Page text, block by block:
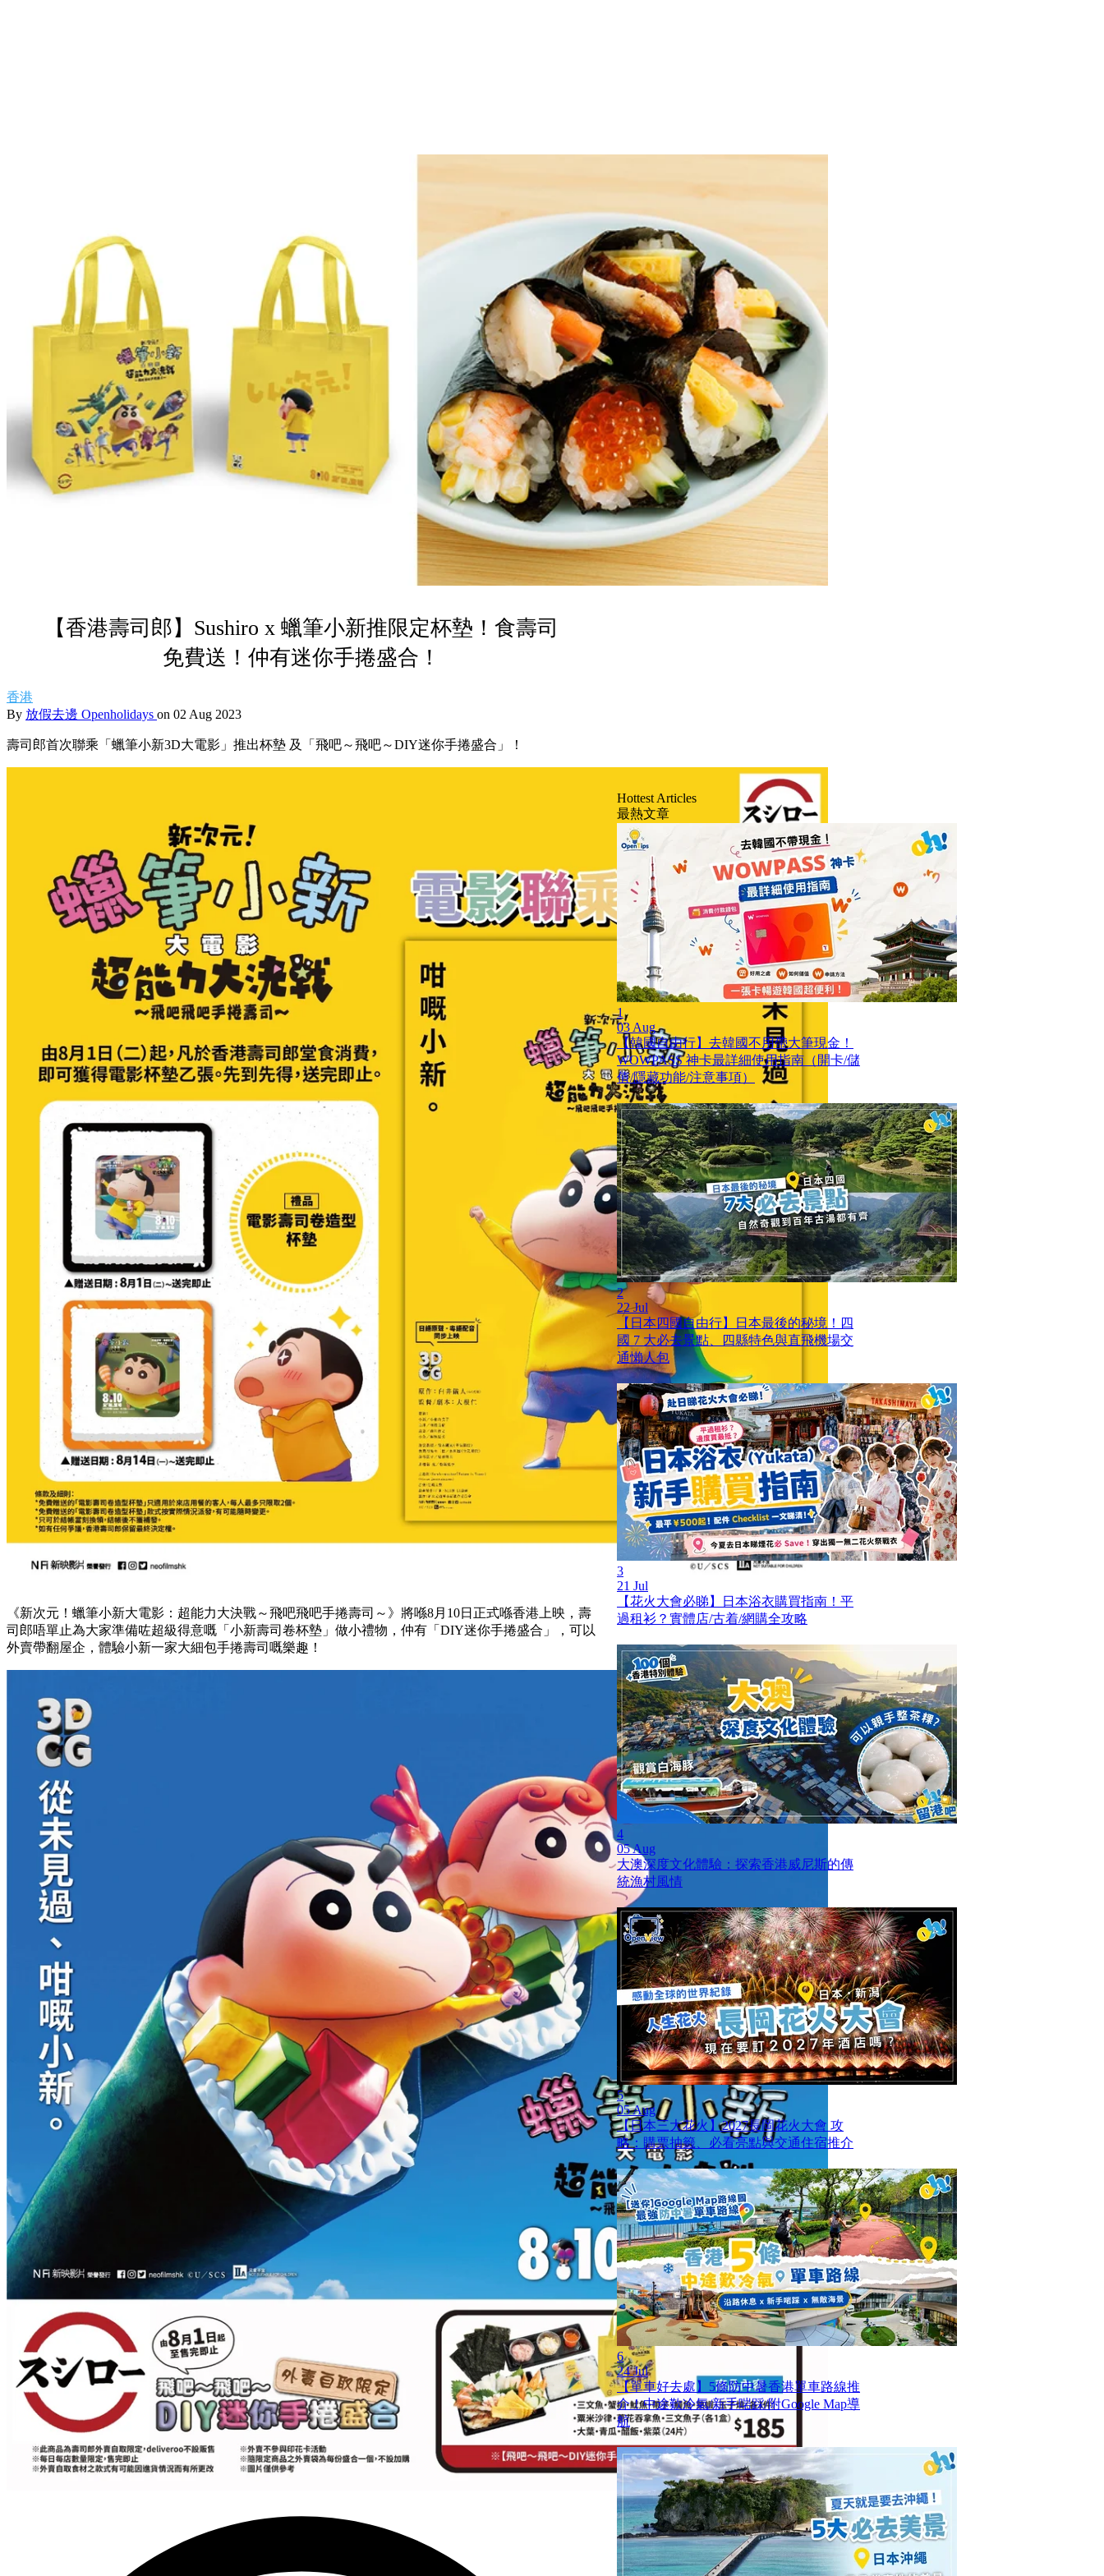
【香港壽司郎】Sushiro x 蠟筆小新推限定杯墊！食壽司
免費送！仲有迷你手捲盛合！
香港
By 放假去邊 Openholidays on 02 Aug 2023
壽司郎首次聯乘「蠟筆小新3D大電影」推出杯墊 及「飛吧～飛吧～DIY迷你手捲盛合」！
《新次元！蠟筆小新大電影：超能力大決戰～飛吧飛吧手捲壽司～》將喺8月10日正式喺香港上映，壽
司郎唔單止為大家準備咗超級得意嘅「小新壽司卷杯墊」做小禮物，仲有「DIY迷你手捲盛合」，可以
外賣帶翻屋企，體驗小新一家大細包手捲壽司嘅樂趣！
Hottest Articles
最熱文章
1
03 Aug
【韓國自由行】去韓國不用帶大筆現金！
WOWPASS 神卡最詳細使用指南（開卡/儲
值/隱藏功能/注意事項）
2
22 Jul
【日本四國自由行】日本最後的秘境！四
國 7 大必去景點、四縣特色與直飛機場交
通懶人包
3
21 Jul
【花火大會必睇】日本浴衣購買指南！平
過租衫？實體店/古着/網購全攻略
4
05 Aug
大澳深度文化體驗：探索香港威尼斯的傳
統漁村風情
5
05 Aug
【日本三大花火】2027長岡花火大會 攻
略：購票抽籤、必看亮點與交通住宿推介
6
24 Jul
【單車好去處】5條防中暑香港單車路線推
介！中途歎冷氣/新手啱踩/附Google Map導
航